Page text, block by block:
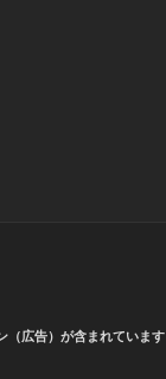
（広告）が含まれています